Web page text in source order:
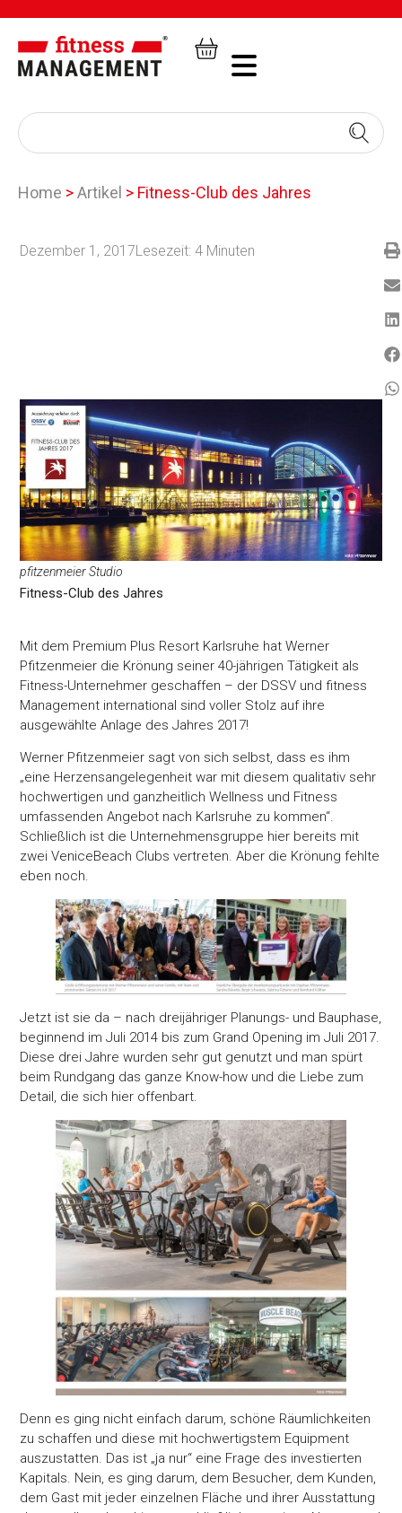
Home >Artikel > Fitness-Club des Jahres
Dezember 1, 2017Lesezeit: 4 Minuten
pfitzenmeier Studio
Fitness-Club des Jahres
Mit dem Premium Plus Resort Karlsruhe hat Werner
Pfitzenmeier die Krönung seiner 40-jährigen Tätigkeit als
Fitness-Unternehmer geschaffen – der DSSV und fitness
Management international sind voller Stolz auf ihre
ausgewählte Anlage des Jahres 2017!
Werner Pfitzenmeier sagt von sich selbst, dass es ihm
„eine Herzensangelegenheit war mit diesem qualitativ sehr
hochwertigen und ganzheitlich Wellness und Fitness
umfassenden Angebot nach Karlsruhe zu kommen“.
Schließlich ist die Unternehmensgruppe hier bereits mit
zwei VeniceBeach Clubs vertreten. Aber die Krönung fehlte
eben noch.
Jetzt ist sie da – nach dreijähriger Planungs- und Bauphase,
beginnend im Juli 2014 bis zum Grand Opening im Juli 2017.
Diese drei Jahre wurden sehr gut genutzt und man spürt
beim Rundgang das ganze Know-how und die Liebe zum
Detail, die sich hier offenbart.
Denn es ging nicht einfach darum, schöne Räumlichkeiten
zu schaffen und diese mit hochwertigstem Equipment
auszustatten. Das ist „ja nur“ eine Frage des investierten
Kapitals. Nein, es ging darum, dem Besucher, dem Kunden,
dem Gast mit jeder einzelnen Fläche und ihrer Ausstattung